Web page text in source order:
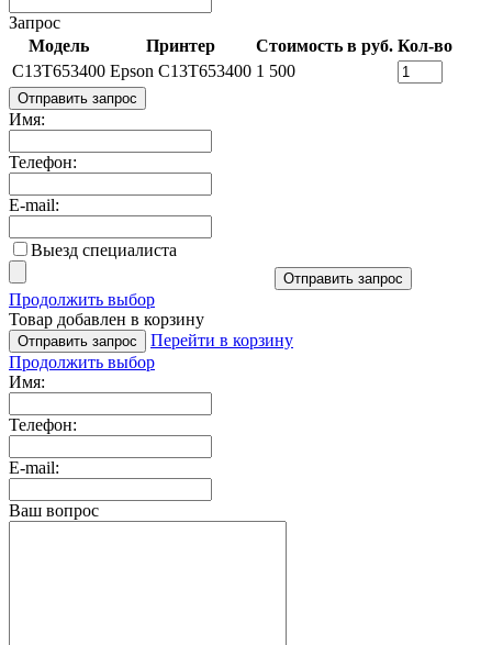
Запрос
Модель
Принтер Стоимость в руб. Кол-во
C13T653400 Epson C13T653400 1 500
Отправить запрос
Имя:
Телефон:
E-mail:
Выезд специалиста
Отправить запрос
Продолжить выбор
Товар добавлен в корзину
Отправить запрос
Перейти в корзину
Продолжить выбор
Имя:
Телефон:
E-mail:
Ваш вопрос